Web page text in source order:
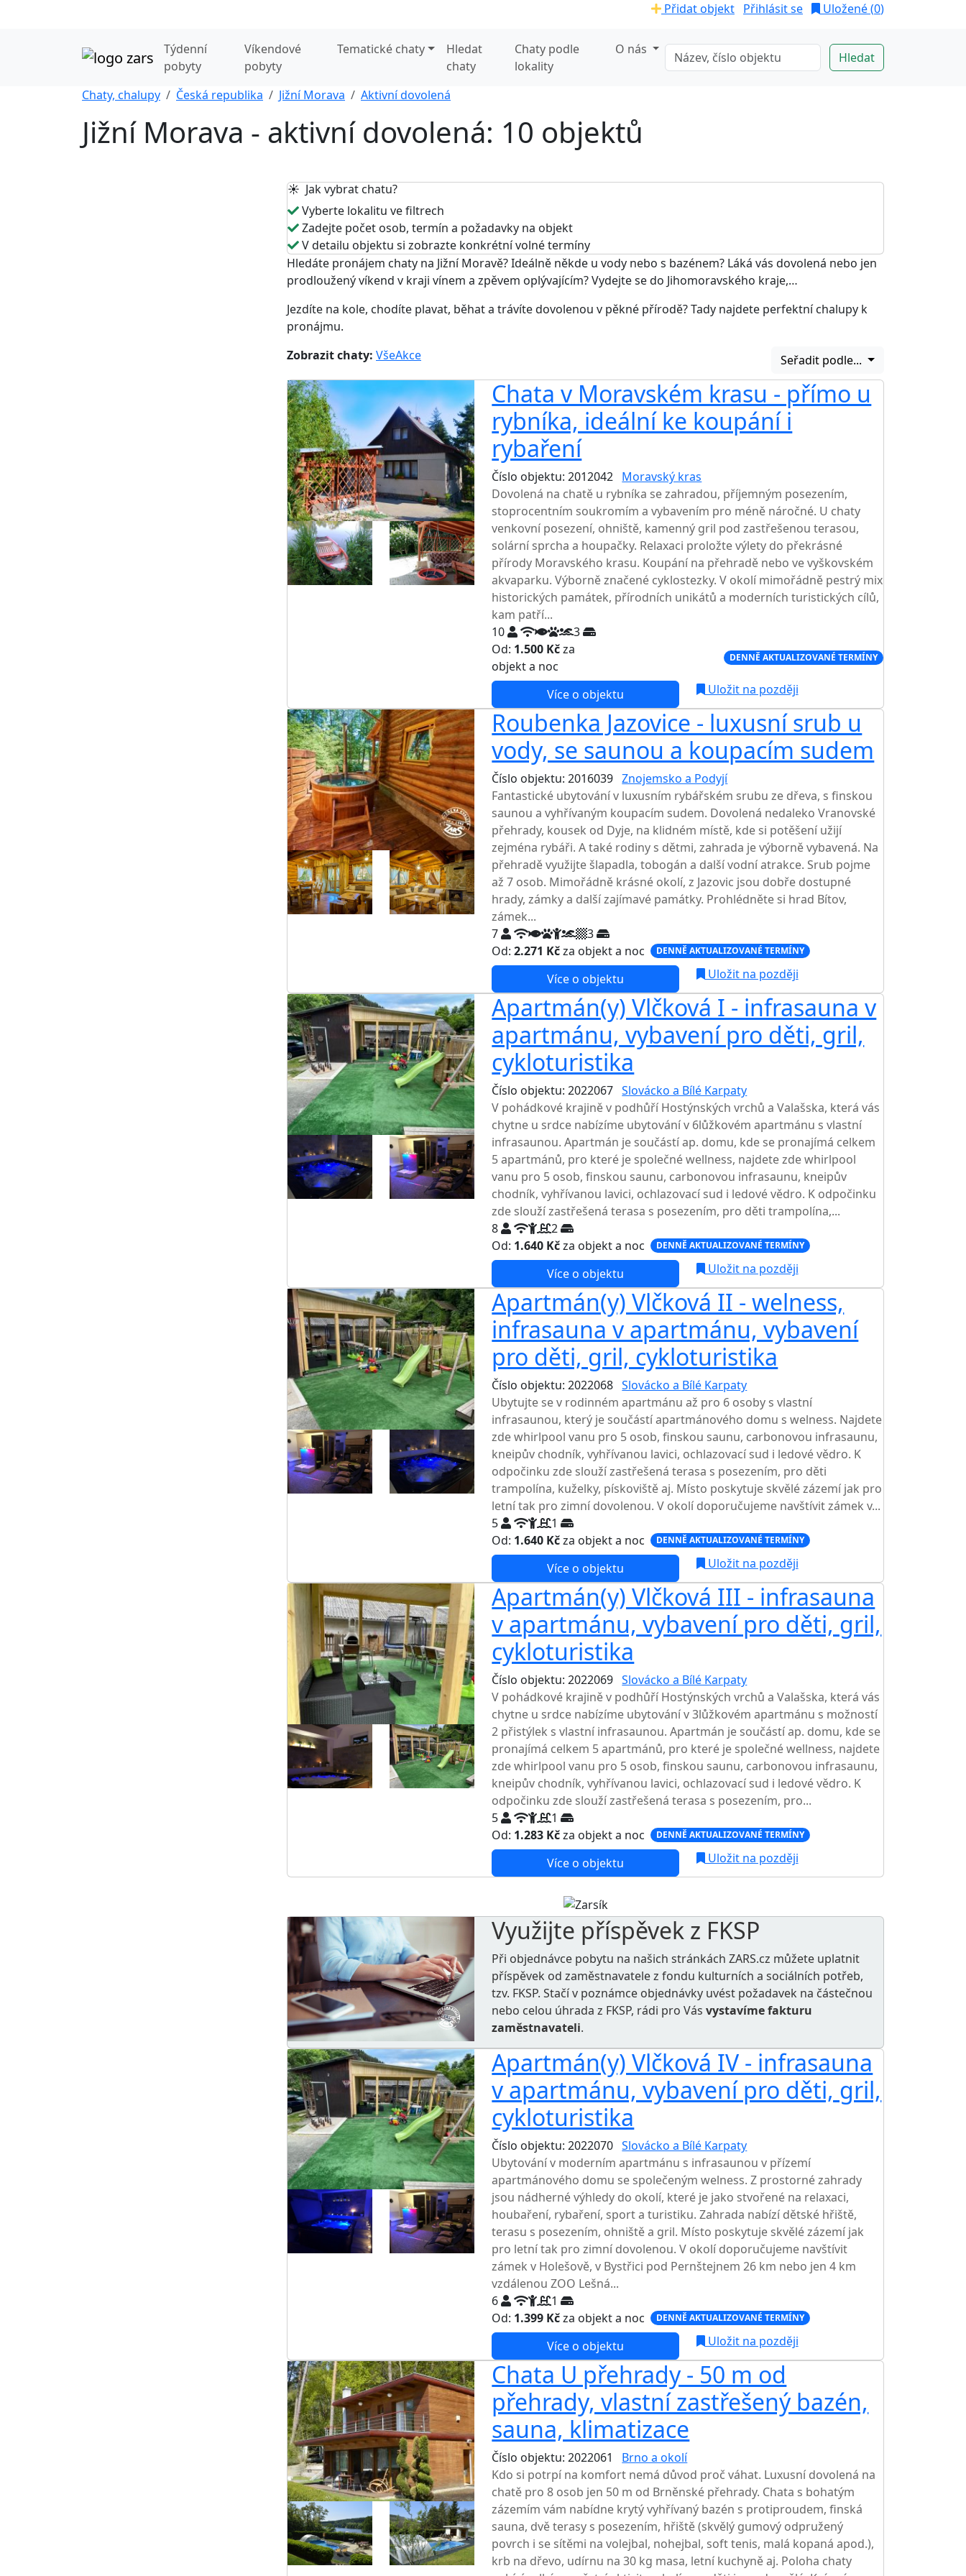
Přidat objekt Přihlásit se Uložené (0)
Týdenní
pobyty
Víkendové
pobyty
Tematické chaty
Hledat
chaty
Chaty podle
lokality
O nás
Chaty, chalupy Česká republika Jižní Morava Aktivní dovolená
Jižní Morava - aktivní dovolená: 10 objektů
☀️ Jak vybrat chatu?
Vyberte lokalitu ve filtrech
Zadejte počet osob, termín a požadavky na objekt
V detailu objektu si zobrazte konkrétní volné termíny
Hledáte pronájem chaty na Jižní Moravě? Ideálně někde u vody nebo s bazénem? Láká vás dovolená nebo jen
prodloužený víkend v kraji vínem a zpěvem oplývajícím? Vydejte se do Jihomoravského kraje,…
Jezdíte na kole, chodíte plavat, běhat a trávíte dovolenou v pěkné přírodě? Tady najdete perfektní chalupy k
pronájmu.
Zobrazit chaty: VšeAkce Seřadit podle...
Chata v Moravském krasu - přímo u
rybníka, ideální ke koupání i
rybaření
Číslo objektu: 2012042 Moravský kras
Dovolená na chatě u rybníka se zahradou, příjemným posezením,
stoprocentním soukromím a vybavením pro méně náročné. U chaty
venkovní posezení, ohniště, kamenný gril pod zastřešenou terasou,
solární sprcha a houpačky. Relaxaci proložte výlety do překrásné
přírody Moravského krasu. Koupání na přehradě nebo ve vyškovském
akvaparku. Výborně značené cyklostezky. V okolí mimořádně pestrý mix
historických památek, přírodních unikátů a moderních turistických cílů,
kam patří...
10
3
Od: 1.500 Kčza
objekt a noc
DENNĚ AKTUALIZOVANÉ TERMÍNY
Více o objektu Uložit na později
Roubenka Jazovice - luxusní srub u
vody, se saunou a koupacím sudem
Číslo objektu: 2016039 Znojemsko a Podyjí
Fantastické ubytování v luxusním rybářském srubu ze dřeva, s finskou
saunou a vyhřívaným koupacím sudem. Dovolená nedaleko Vranovské
přehrady, kousek od Dyje, na klidném místě, kde si potěšení užijí
zejména rybáři. A také rodiny s dětmi, zahrada je výborně vybavená. Na
přehradě využijte šlapadla, tobogán a další vodní atrakce. Srub pojme
až 7 osob. Mimořádně krásné okolí, z Jazovic jsou dobře dostupné
hrady, zámky a další zajímavé památky. Prohlédněte si hrad Bítov,
zámek...
7
3
Od:2.271 Kčza objekt a noc DENNĚ AKTUALIZOVANÉ TERMÍNY
Více o objektu Uložit na později
Apartmán(y) Vlčková I - infrasauna v
apartmánu, vybavení pro děti, gril,
cykloturistika
Číslo objektu: 2022067 Slovácko a Bílé Karpaty
V pohádkové krajině v podhůří Hostýnských vrchů a Valašska, která vás
chytne u srdce nabízíme ubytování v 6lůžkovém apartmánu s vlastní
infrasaunou. Apartmán je součástí ap. domu, kde se pronajímá celkem
5 apartmánů, pro které je společné wellness, najdete zde whirlpool
vanu pro 5 osob, finskou saunu, carbonovou infrasaunu, kneipův
chodník, vyhřívanou lavici, ochlazovací sud i ledové vědro. K odpočinku
zde slouží zastřešená terasa s posezením, pro děti trampolína,...
8
2
Od: 1.640 Kčza objekt a noc DENNĚ AKTUALIZOVANÉ TERMÍNY
Více o objektu Uložit na později
Apartmán(y) Vlčková II - welness,
infrasauna v apartmánu, vybavení
pro děti, gril, cykloturistika
Číslo objektu: 2022068 Slovácko a Bílé Karpaty
Ubytujte se v rodinném apartmánu až pro 6 osoby s vlastní
infrasaunou, který je součástí apartmánového domu s welness. Najdete
zde whirlpool vanu pro 5 osob, finskou saunu, carbonovou infrasaunu,
kneipův chodník, vyhřívanou lavici, ochlazovací sud i ledové vědro. K
odpočinku zde slouží zastřešená terasa s posezením, pro děti
trampolína, kuželky, pískoviště aj. Místo poskytuje skvělé zázemí jak pro
letní tak pro zimní dovolenou. V okolí doporučujeme navštívit zámek v...
5
1
Od: 1.640 Kčza objekt a noc DENNĚ AKTUALIZOVANÉ TERMÍNY
Více o objektu Uložit na později
Apartmán(y) Vlčková III - infrasauna
v apartmánu, vybavení pro děti, gril,
cykloturistika
Číslo objektu: 2022069 Slovácko a Bílé Karpaty
V pohádkové krajině v podhůří Hostýnských vrchů a Valašska, která vás
chytne u srdce nabízíme ubytování v 3lůžkovém apartmánu s možností
2 přistýlek s vlastní infrasaunou. Apartmán je součástí ap. domu, kde se
pronajímá celkem 5 apartmánů, pro které je společné wellness, najdete
zde whirlpool vanu pro 5 osob, finskou saunu, carbonovou infrasaunu,
kneipův chodník, vyhřívanou lavici, ochlazovací sud i ledové vědro. K
odpočinku zde slouží zastřešená terasa s posezením, pro...
5
1
Od: 1.283 Kčza objekt a noc DENNĚ AKTUALIZOVANÉ TERMÍNY
Více o objektu Uložit na později
Využijte příspěvek z FKSP
Při objednávce pobytu na našich stránkách ZARS.cz můžete uplatnit
příspěvek od zaměstnavatele zfondu kulturních a sociálních potřeb,
tzv. FKSP. Stačí v poznámce objednávky uvést požadavek na částečnou
nebo celou úhrada z FKSP, rádi pro Vásvystavíme fakturu
zaměstnavateli.
Apartmán(y) Vlčková IV - infrasauna
v apartmánu, vybavení pro děti, gril,
cykloturistika
Číslo objektu: 2022070 Slovácko a Bílé Karpaty
Ubytování v moderním apartmánu s infrasaunou v přízemí
apartmánového domu se společeným welness. Z prostorné zahrady
jsou nádherné výhledy do okolí, které je jako stvořené na relaxaci,
houbaření, rybaření, sport a turistiku. Zahrada nabízí dětské hřiště,
terasu s posezením, ohniště a gril. Místo poskytuje skvělé zázemí jak
pro letní tak pro zimní dovolenou. V okolí doporučujeme navštívit
zámek v Holešově, v Bystřici pod Pernštejnem 26 km nebo jen 4 km
vzdálenou ZOO Lešná...
6
1
Od: 1.399 Kčza objekt a noc DENNĚ AKTUALIZOVANÉ TERMÍNY
Více o objektu Uložit na později
Chata U přehrady - 50 m od
přehrady, vlastní zastřešený bazén,
sauna, klimatizace
Číslo objektu: 2022061
Brno a okolí
Kdo si potrpí na komfort nemá důvod proč váhat. Luxusní dovolená na
chatě pro 8 osob jen 50 m od Brněnské přehrady. Chata s bohatým
zázemím vám nabídne krytý vyhřívaný bazén s protiproudem, finská
sauna, dvě terasy s posezením, hřiště (skvělý gumový odpružený
povrch i se sítěmi na volejbal, nohejbal, soft tenis, malá kopaná apod.),
krb na dřevo, udírnu na 30 kg masa, letní kuchyně aj. Poloha chaty